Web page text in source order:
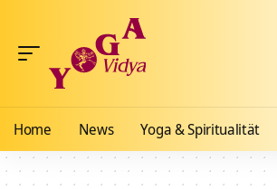
Home News Yoga & Spiritualität